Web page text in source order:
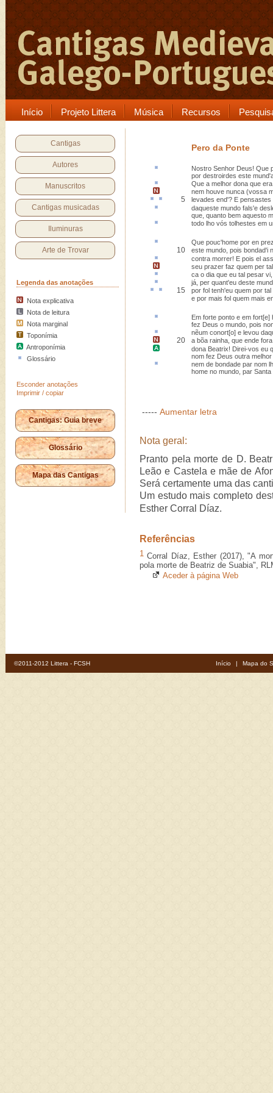
Início Projeto Littera Música Recursos
Cantigas
Autores
Manuscritos
Cantigas musicadas
Iluminuras
Arte de Trovar
Legenda das anotações
Nota explicativa
Nota de leitura
Nota marginal
Toponímia
Antroponímia
Glossário
Esconder anotações
Imprimir / copiar
Cantigas: Guia breve
Glossário
Mapa das Cantigas
Pero da Ponte
Nostro Senhor Deus! Que
por destroirdes este
Que a melhor dona que era
nem houve nunca (vossa
5 levades end'? E pensastes
daqueste mundo fals'e
que, quanto bem aquesto
todo lho vós tolhestes em
Que pouc'home por en
10
este mundo, pois bondad'i
contra morrer! E pois el
seu prazer faz quem per
ca o dia que eu tal pesar vi,
já, per quant'eu deste
15 por fol tenh'eu quem por
e por mais fol quem mais
Em forte ponto e em fort[e]
fez Deus o mundo, pois
nẽum conort[o] e levou
20 a bõa rainha, que ende fora
dona Beatrix! Direi-vos eu
nom fez Deus outra melhor
nem de bondade par nom
home no mundo, par Santa
----- Aumentar letra
Nota geral:
Pranto pela morte de D.
Leão e Castela e mãe de
Será certamente uma das
Um estudo mais completo
Esther Corral Díaz.
Referências
1 Corral Díaz, Esther (2017), "A
pola morte de Beatriz de Suabia",
Aceder à página Web
©2011-2012 Littera - FCSH Início | Mapa do